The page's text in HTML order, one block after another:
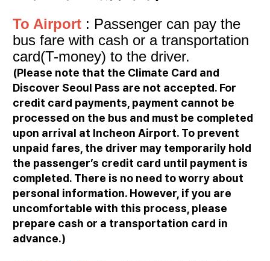
To Airport : Passenger can pay the
bus fare with cash or a transportation
card(T-money) to the driver.
(Please note that the Climate Card and
Discover Seoul Pass are not accepted. For
credit card payments, payment cannot be
processed on the bus and must be completed
upon arrival at Incheon Airport. To prevent
unpaid fares, the driver may temporarily hold
the passenger’s credit card until payment is
completed. There is no need to worry about
personal information. However, if you are
uncomfortable with this process, please
prepare cash or a transportation card in
advance.)